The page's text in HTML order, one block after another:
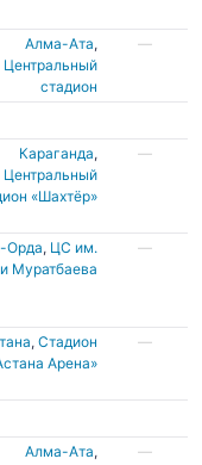
Алма-Ата,
Центральный
стадион
—
Караганда,
Центральный
«Шахтёр»
—
Орда, ЦC им.
Муратбаева
—
,Стадион
Арена»
—
Алма-Ата,
—